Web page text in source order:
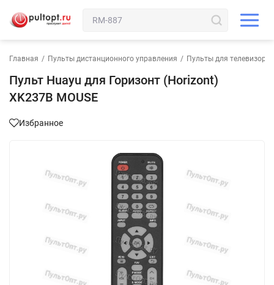
Главная / Пульты дистанционного управления / Пульты для телевизора
Пульт Huayu для Горизонт (Horizont)
XK237B MOUSE
Избранное